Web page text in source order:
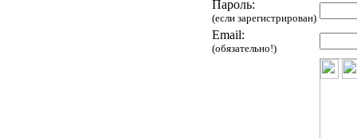
Пароль:
(если зарегистрирован)
Email:
(обязательно!)